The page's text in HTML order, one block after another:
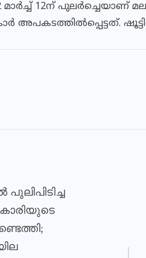
12ന് പുലര്‍ച്ചെയാണ്
അപകടത്തില്‍പ്പെട്ടത്.
പുലിപിടിച്ച